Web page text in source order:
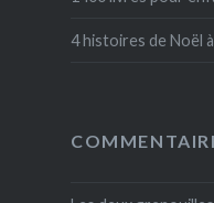
4 histoires de Noël